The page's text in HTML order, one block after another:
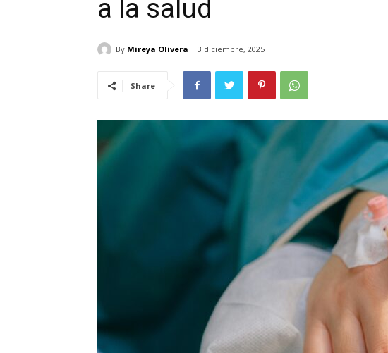
a la salud
By Mireya Olivera 3 diciembre, 2025
Share